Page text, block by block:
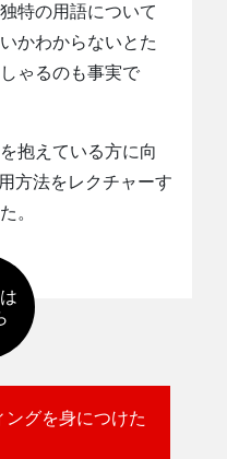
特の用語について
かわからないとた
ゃるのも事実で
抱えている方に向
方法をレクチャーす
。
ングを身につけた